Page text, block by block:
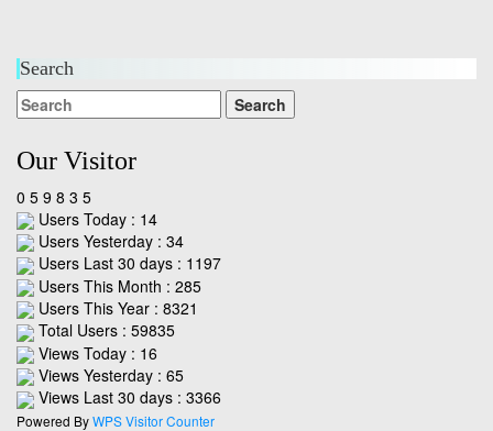
Search
Our Visitor
0 5 9 8 3 5
Users Today : 14
Users Yesterday : 34
Users Last 30 days : 1197
Users This Month : 285
Users This Year : 8321
Total Users : 59835
Views Today : 16
Views Yesterday : 65
Views Last 30 days : 3366
Powered ByWPS Visitor Counter